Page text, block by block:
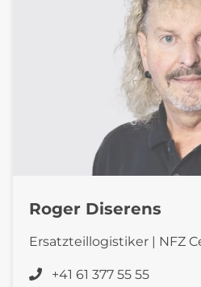
Roger Diserens
Ersatzteillogistiker | NFZ
+41 61 377 55 55